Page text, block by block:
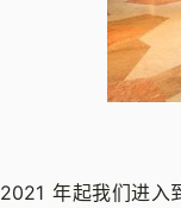
2021 年起我们进入